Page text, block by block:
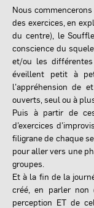
Nous
des exercices, en
du centre), le
conscience du
et/ou les
éveillent petit à
l’appréhension de
ouverts, seul ou à
Puis à partir de
d’exercices
filigrane de chaque
pour aller vers une
groupes.
Et à la fin de la
créé, en parler non
perception ET de